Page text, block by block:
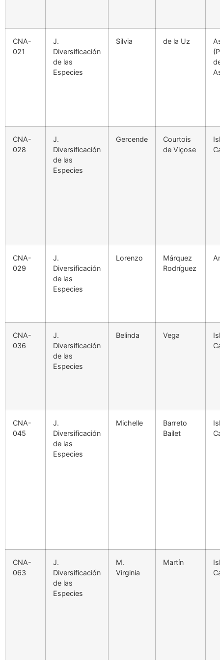
CNA-
021
J.
Diversificación
de las
Especies
Silvia de la Uz
CNA-
028
J.
Diversificación
de las
Especies
Gercende
Courtois
de Viçose
CNA-
029
J.
Diversificación
de las
Especies
Lorenzo
Márquez
Rodríguez
CNA-
036
J.
Diversificación
de las
Especies
Belinda Vega
CNA-
045
J.
Diversificación
de las
Especies
Michelle
Barreto
Bailet
CNA-
063
J.
Diversificación
de las
Especies
M.
Virginia
Martín